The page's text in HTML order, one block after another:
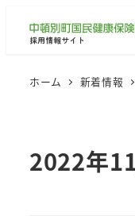
ホーム 新着情報
2022年